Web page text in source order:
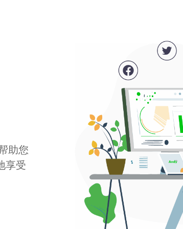
助您
享受